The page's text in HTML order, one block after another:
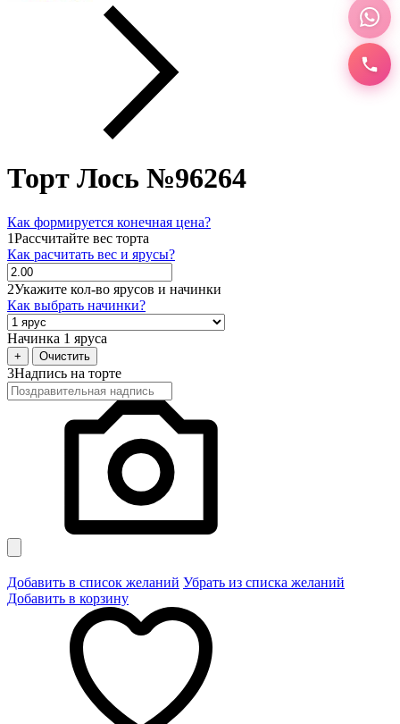
Торт Лось №96264
Как формируется конечная цена?
1Рассчитайте вес торта
Как расчитать вес и ярусы?
2Укажите кол-во ярусов и начинки
Как выбрать начинки?
Начинка 1 яруса
+ Очистить
3Надпись на торте
Добавить в список желаний Убрать из списка желаний
Добавить в корзину